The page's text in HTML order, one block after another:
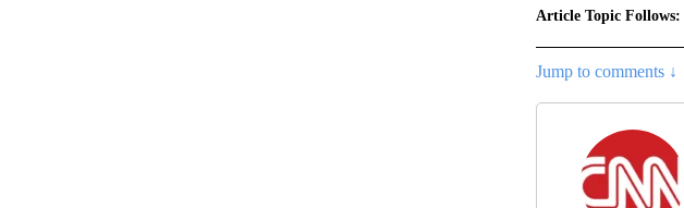
Article Topic Follows:
Jump to comments ↓